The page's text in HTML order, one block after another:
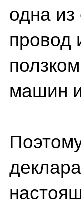
одна
провод
машин